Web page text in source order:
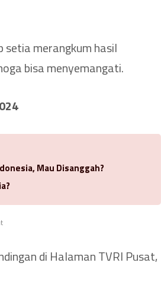
setia merangkum hasil
bisa menyemangati.
Mau Disanggah?
di Halaman TVRI Pusat,